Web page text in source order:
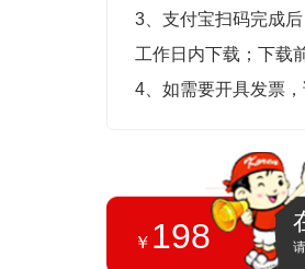
3、支付宝扫码完成后
工作日内下载； 下载
4、如需要开具发票
￥ 198